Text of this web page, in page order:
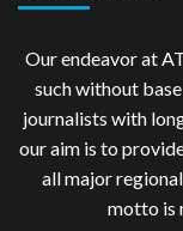
Our endeavor at
such without
journalists with
our aim is to
all major
motto is